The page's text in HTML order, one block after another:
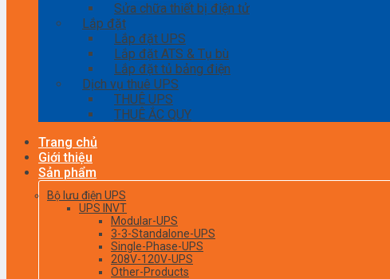
Sửa chữa thiết bị điện tử
Lắp đặt
Lắp đặt UPS
Lắp đặt ATS & Tụ bù
Lắp đặt tủ bảng điện
Dịch vụ thuê UPS
THUÊ UPS
THUÊ ẮC QUY
Trang chủ
Giới thiệu
Sản phẩm
Bộ lưu điện UPS
UPS INVT
Modular-UPS
3-3-Standalone-UPS
Single-Phase-UPS
208V-120V-UPS
Other-Products